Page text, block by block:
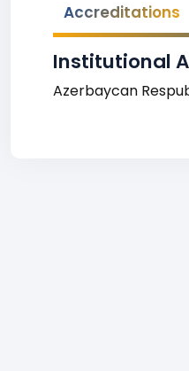
Accreditations
Institutional
Azerbaycan